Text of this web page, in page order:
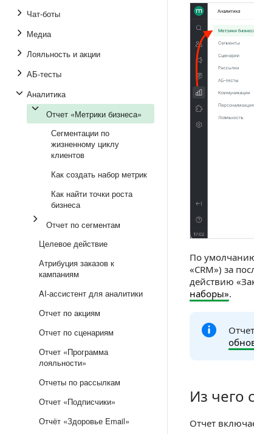
Чат-боты
Медиа
Лояльность и акции
АБ-тесты
Аналитика
Отчет «Метрики бизнеса»
Сегментации по
жизненному циклу
клиентов
Как создать набор метрик
Как найти точки роста
бизнеса
Отчет по сегментам
Целевое действие
Атрибуция заказов к
кампаниям
AI-ассистент для аналитики
Отчет по акциям
Отчет по сценариям
Отчет «Программа
лояльности»
Отчеты по рассылкам
Отчет «Подписчики»
Отчёт «Здоровье Email»
По
«CRM») за
действию
наборы».
Из чего
Из чего
Отчет